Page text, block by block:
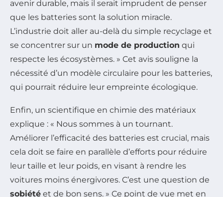
avenir durable, mais il serait imprudent de penser
que les batteries sont la solution miracle.
L’industrie doit aller au-delà du simple recyclage et
se concentrer sur un mode de production qui
respecte les écosystèmes. » Cet avis souligne la
nécessité d’un modèle circulaire pour les batteries,
qui pourrait réduire leur empreinte écologique.
Enfin, un scientifique en chimie des matériaux
explique : « Nous sommes à un tournant.
Améliorer l’efficacité des batteries est crucial, mais
cela doit se faire en parallèle d’efforts pour réduire
leur taille et leur poids, en visant à rendre les
voitures moins énergivores. C’est une question de
sobiété et de bon sens. » Ce point de vue met en